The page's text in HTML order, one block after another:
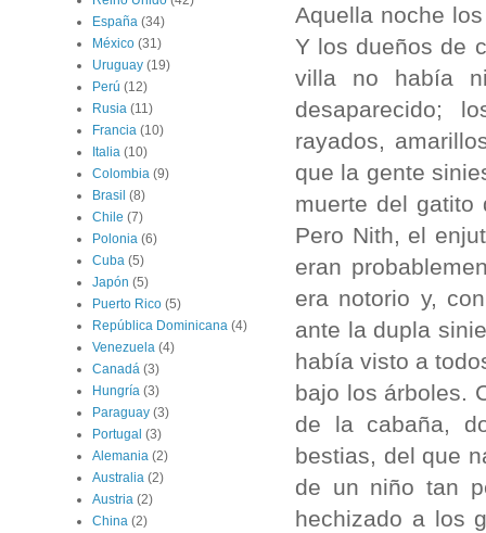
Aquella noche
Y los dueños de
villa no había
desaparecido;
rayados,
que la gente
muerte del
Pero Nith, el
eran
era notorio y,
ante la dupla
había visto a
bajo los árboles.
de la cabaña,
bestias, del que
de un niño tan
hechizado a los
España (34)
México (31)
Uruguay (19)
Perú (12)
Rusia (11)
Francia (10)
Italia (10)
Colombia (9)
Brasil (8)
Chile (7)
Polonia (6)
Cuba (5)
Japón (5)
Puerto Rico (5)
República Dominicana (4)
Venezuela (4)
Canadá (3)
Hungría (3)
Paraguay (3)
Portugal (3)
Alemania (2)
Australia (2)
Austria (2)
China (2)